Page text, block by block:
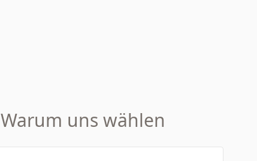
Warum uns wählen